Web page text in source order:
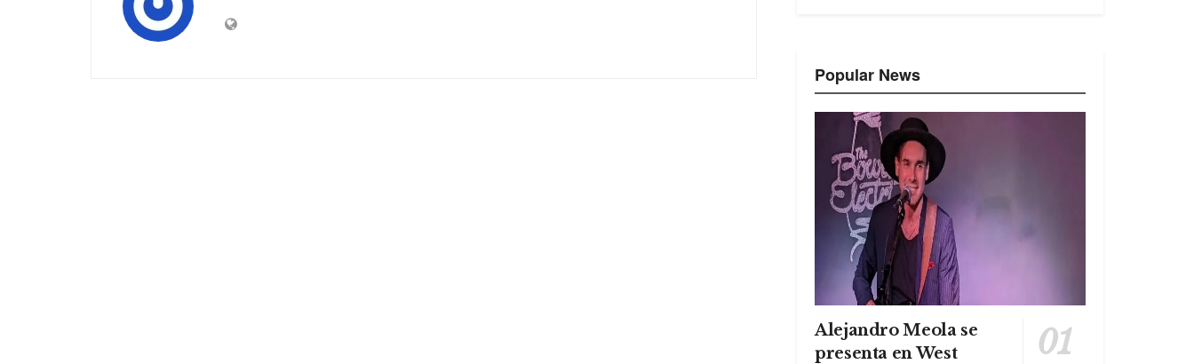
Popular News
Alejandro Meola se
presenta en West